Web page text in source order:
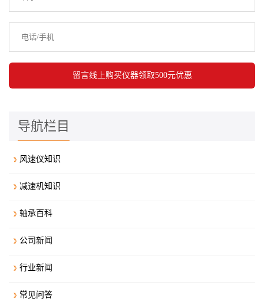
导航栏目
风速仪知识
减速机知识
轴承百科
公司新闻
行业新闻
常见问答